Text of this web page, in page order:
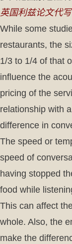
英国利兹论文代写
While some
restaurants, the
1/3 to 1/4 of that
influence the
pricing of the
relationship with
difference in
The speed or
speed of
having stopped
food while
This can affect
whole. Also, the
make the